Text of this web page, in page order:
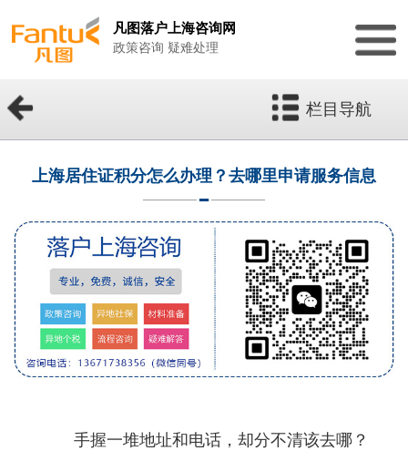
凡图落户上海咨询网
政策咨询 疑难处理
栏目导航
上海居住证积分怎么办理？去哪里申请服务信息
手握一堆地址和电话，却分不清该去哪？